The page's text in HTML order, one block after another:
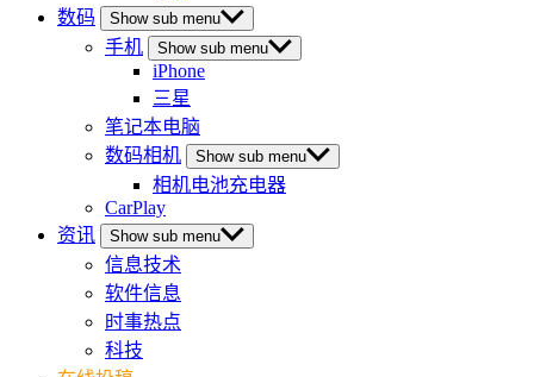
数码
Show sub menu
手机 Show sub menu
iPhone
三星
笔记本电脑
数码相机
Show sub menu
相机电池充电器
CarPlay
资讯
Show sub menu
信息技术
软件信息
时事热点
科技